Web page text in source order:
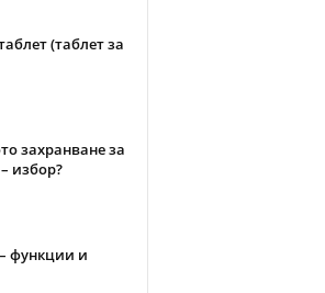
(таблет за
захранване за
избор?
функции и